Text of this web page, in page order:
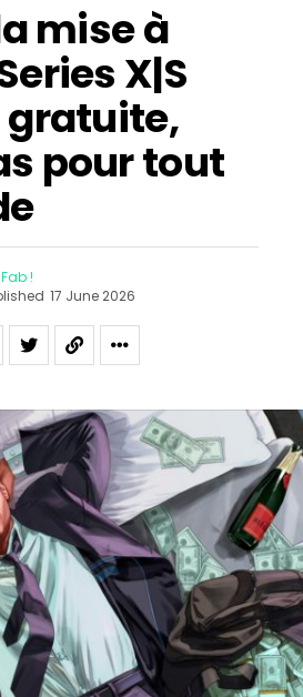
mise à
X|S
pour tout
Fab !
17 June 2026